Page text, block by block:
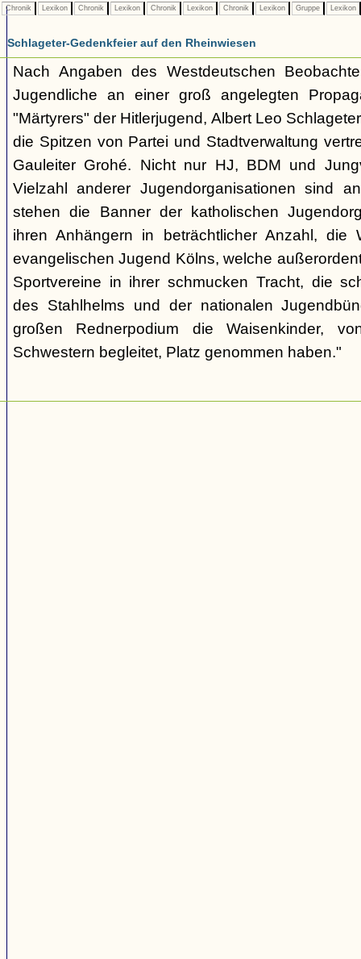
Chronik Lexikon Chronik Lexikon Chronik Lexikon Chronik Lexikon Gruppe Lexikon
Schlageter-Gedenkfeier auf den Rheinwiesen
Nach Angaben des Westdeutschen
Jugendliche an einer groß angelegten
"Märtyrers" der Hitlerjugend, Albert Leo
die Spitzen von Partei und Stadtverwaltung
Gauleiter Grohé. Nicht nur HJ, BDM und
Vielzahl anderer Jugendorganisationen sind
stehen die Banner der katholischen
ihren Anhängern in beträchtlicher Anzahl, die
evangelischen Jugend Kölns, welche
Sportvereine in ihrer schmucken Tracht, die
des Stahlhelms und der nationalen
großen Rednerpodium die Waisenkinder,
Schwestern begleitet, Platz genommen haben."